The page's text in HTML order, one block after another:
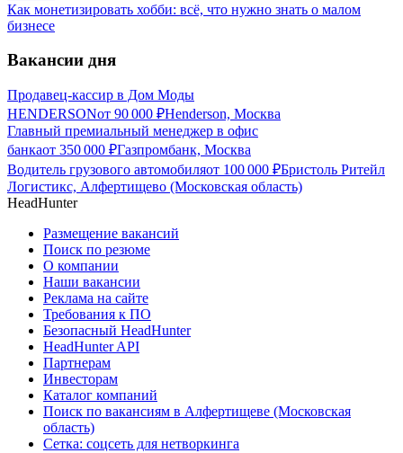
Как монетизировать хобби: всё, что нужно знать о малом
бизнесе
Вакансии дня
Продавец-кассир в Дом Моды
HENDERSONот 90 000 ₽Henderson, Москва
Главный премиальный менеджер в офис
банкаот 350 000 ₽Газпромбанк, Москва
Водитель грузового автомобиляот 100 000 ₽Бристоль Ритейл
Логистикс, Алфертищево (Московская область)
HeadHunter
Размещение вакансий
Поиск по резюме
О компании
Наши вакансии
Реклама на сайте
Требования к ПО
Безопасный HeadHunter
HeadHunter API
Партнерам
Инвесторам
Каталог компаний
Поиск по вакансиям в Алфертищеве (Московская
область)
Сетка: соцсеть для нетворкинга